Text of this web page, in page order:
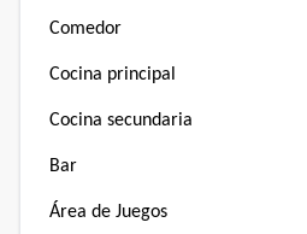
Comedor
Cocina principal
Cocina secundaria
Bar
Área de Juegos